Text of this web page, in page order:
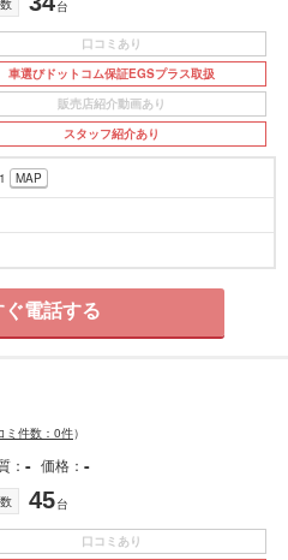
台
口コミあり
車選びドットコム保証EGSプラス取扱
販売店紹介動画あり
スタッフ紹介あり
MAP
ぐ電話する
ミ件数：0件）
- 価格 -
45台
口コミあり